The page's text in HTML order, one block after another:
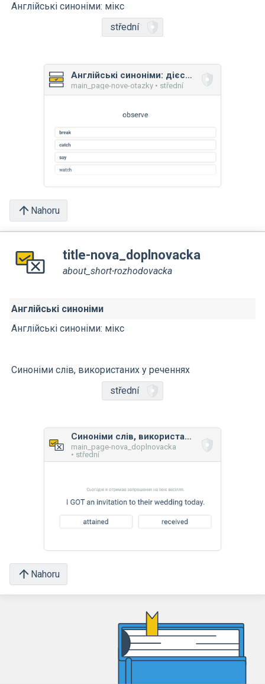
Англійські синоніми: мікс
střední
Англійські синоніми: дієслова
main_page-nove-otazky • střední
Nahoru
title-nova_doplnovacka
about_short-rozhodovacka
Англійські синоніми
Англійські синоніми: мікс
Синоніми слів, використаних у реченнях
střední
Синоніми слів, використаних у реченнях
main_page-nova_doplnovacka
• střední
Nahoru